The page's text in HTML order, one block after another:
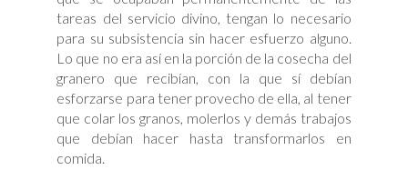
tareas del servicio divino, tengan lo necesario
para su subsistencia sin hacer esfuerzo alguno.
Lo que no era así en la porción de la cosecha del
granero que recibían, con la que sí debían
esforzarse para tener provecho de ella, al tener
que colar los granos, molerlos y demás trabajos
que debían hacer hasta transformarlos en
comida.